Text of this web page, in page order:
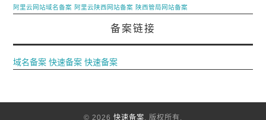
阿里云网站域名备案 阿里云陕西网站备案 陕西管局网站备案
备案链接
域名备案 快速备案 快速备案
© 2026 快速备案. 版权所有.